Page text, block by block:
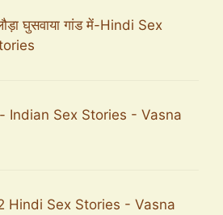
घुसवाया गांड में-Hindi Sex
Indian Sex Stories - Vasna
2 Hindi Sex Stories - Vasna